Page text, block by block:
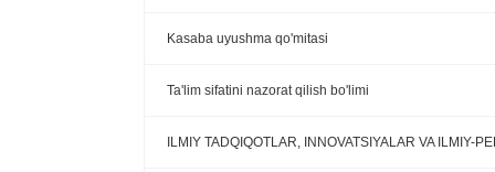
Kasaba uyushma qo'mitasi
Ta'lim sifatini nazorat qilish bo'limi
ILMIY TADQIQOTLAR, INNOVATSIYALAR VA ILMIY-